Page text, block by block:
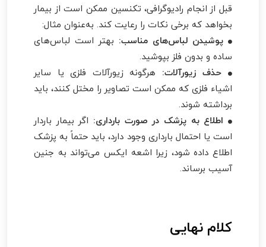
قبل از انجام رادیوگرافی، تکنسین ممکن است از بیمار
بخواهد که برخی نکات را رعایت کند. به‌عنوان مثال:
پوشیدن لباس‌های مناسب: بهتر است لباس‌های
ساده و بدون فلز بپوشید.
حذف زیورآلات: هرگونه زیورآلات فلزی یا سایر
اشیاء فلزی که ممکن است تصاویر را مختل کنند، باید
برداشته شوند.
اطلاع به پزشک در صورت بارداری: اگر بیمار باردار
است یا احتمال بارداری وجود دارد، باید حتماً به پزشک
اطلاع داده شود، زیرا اشعه ایکس می‌تواند به جنین
آسیب برساند.
کلام نهایی